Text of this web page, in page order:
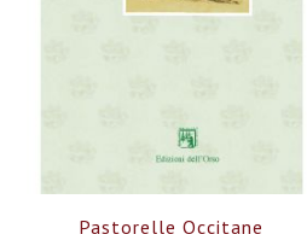
Pastorelle Occitane